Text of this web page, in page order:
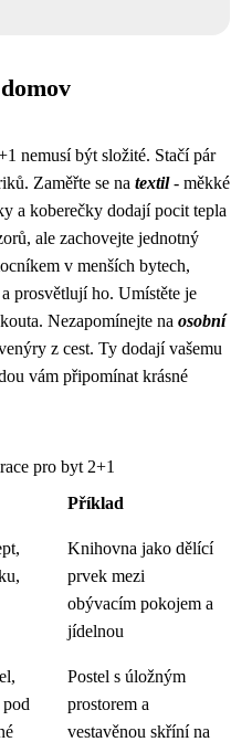
nemusí být složité. Stačí pár
Zaměřte se na textil- měkké
a koberečky dodají pocit tepla
ale zachovejte jednotný
v menších bytech,
prosvětlují ho. Umístěte je
Nezapomínejte na osobní
z cest. Ty dodají vašemu
vám připomínat krásné
pro byt 2+1
Příklad
Knihovna jako dělící
prvek mezi
obývacím pokojem a
jídelnou
Postel s úložným
prostorem a
vestavěnou skříní na